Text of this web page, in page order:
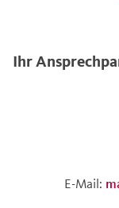
Ihr
E-Mail: